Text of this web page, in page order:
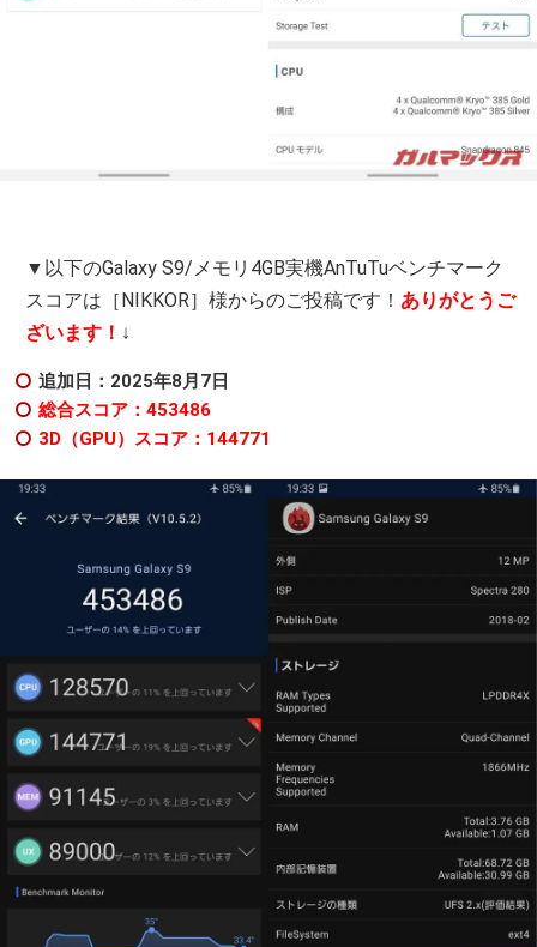
▼以下のGalaxy S9/メモリ4GB実機AnTuTuベンチマーク
スコアは［NIKKOR］様からのご投稿です！ ありがとうご
ざいます！ ↓
追加日：2025年8月7日
総合スコア：453486
3D（GPU）スコア：144771